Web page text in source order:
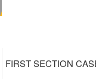
FIRST SECTION